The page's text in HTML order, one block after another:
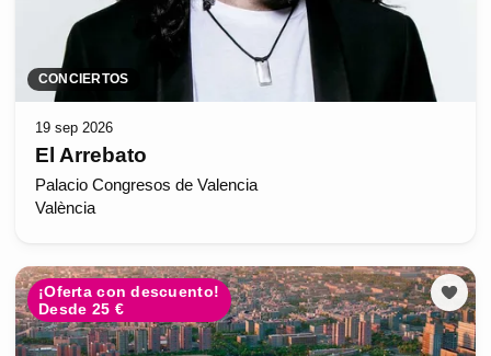
CONCIERTOS
19 sep 2026
El Arrebato
Palacio Congresos de Valencia
València
¡Oferta con descuento!
Desde 25 €